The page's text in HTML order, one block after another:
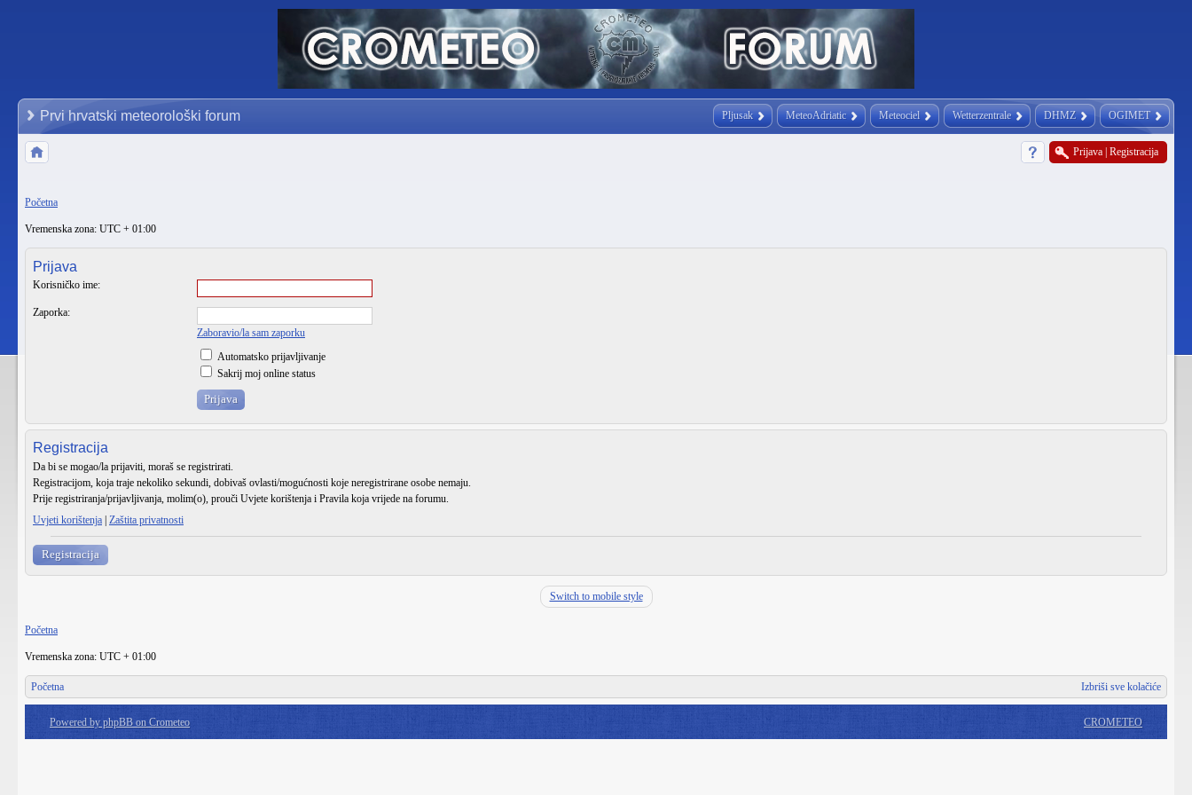
Pljusak MeteoAdriatic Meteociel Wetterzentrale DHMZ OGIMET
Prvi hrvatski meteorološki forum
Prijava Registracija
Početna
Vremenska zona: UTC + 01:00
Prijava
Korisničko ime:
Zaporka:
Zaboravio/la sam zaporku
Automatsko prijavljivanje
Sakrij moj online status
Registracija
Da bi se mogao/la prijaviti, moraš se registrirati.
Registracijom, koja traje nekoliko sekundi, dobivaš ovlasti/mogućnosti koje neregistrirane osobe nemaju.
Prije registriranja/prijavljivanja, molim(o), prouči Uvjete korištenja i Pravila koja vrijede na forumu.
Uvjeti korištenja Zaštita privatnosti
Registracija
Switch to mobile style
Početna
Vremenska zona: UTC + 01:00
Početna Izbriši sve kolačiće
Powered by phpBB on Crometeo CROMETEO